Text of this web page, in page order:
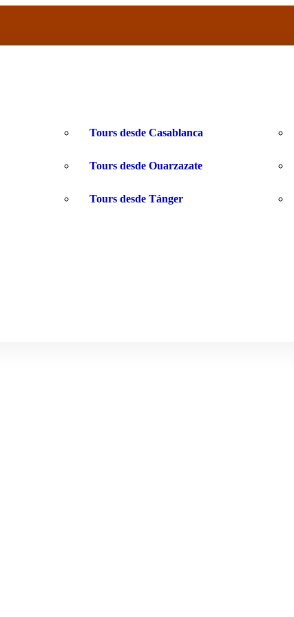
Tours desde Casablanca
Tours desde Ouarzazate
Tours desde Tánger